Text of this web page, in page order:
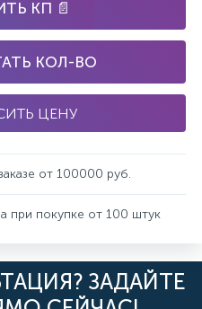
КП 📄
КОЛ-ВО
ЦЕНУ
от 100000 руб.
при покупке от 100 штук
ЗАДАЙТЕ